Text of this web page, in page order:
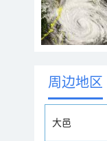
周边地区
大邑